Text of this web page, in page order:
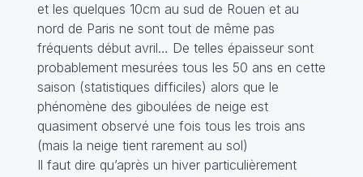
et les quelques 10cm au sud de Rouen et au
nord de Paris ne sont tout de même pas
fréquents début avril… De telles épaisseur sont
probablement mesurées tous les 50 ans en cette
saison (statistiques difficiles) alors que le
phénomène des giboulées de neige est
quasiment observé une fois tous les trois ans
(mais la neige tient rarement au sol)
Il faut dire qu’après un hiver particulièrement